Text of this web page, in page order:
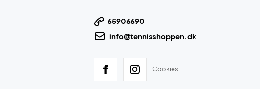
65906690
info@tennisshoppen.dk
Cookies